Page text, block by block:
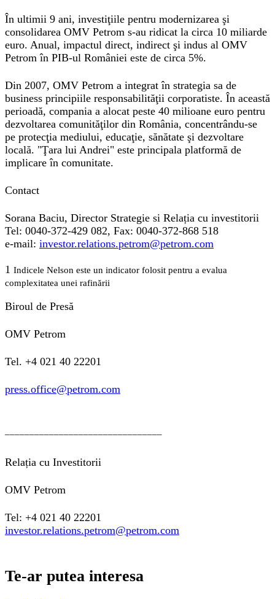
În ultimii 9 ani, investiţiile pentru modernizarea şi
consolidarea OMV Petrom s-au ridicat la circa 10 miliarde
euro. Anual, impactul direct, indirect şi indus al OMV
Petrom în PIB-ul României este de circa 5%.
Din 2007, OMV Petrom a integrat în strategia sa de
business principiile responsabilităţii corporatiste. În această
perioadă, compania a alocat peste 40 milioane euro pentru
dezvoltarea comunităţilor din România, concentrându-se
pe protecţia mediului, educaţie, sănătate şi dezvoltare
locală. "Ţara lui Andrei" este principala platformă de
implicare în comunitate.
Contact
Sorana Baciu, Director Strategie si Relația cu investitorii
Tel: 0040-372-429 082, Fax: 0040-372-868 518
e-mail: investor.relations.petrom@petrom.com
1 Indicele Nelson este un indicator folosit pentru a evalua
complexitatea unei rafinării
Biroul de Presă
OMV Petrom
Tel. +4 021 40 22201
press.office@petrom.com
Relația cu Investitorii
OMV Petrom
Tel: +4 021 40 22201
investor.relations.petrom@petrom.com
Te-ar putea interesa